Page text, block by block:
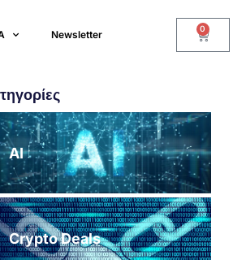
Newsletter 0
AI
Crypto Deals